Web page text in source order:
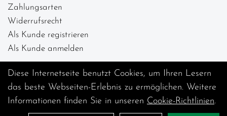
Zahlungsarten
Widerrufsrecht
Als Kunde registrieren
Als Kunde anmelden
Diese Internetseite benutzt Cookies, um Ihren Lesern
das beste Webseiten-Erlebnis zu ermöglichen. Weitere
Informationen finden Sie in unseren Cookie-Richtlinien.